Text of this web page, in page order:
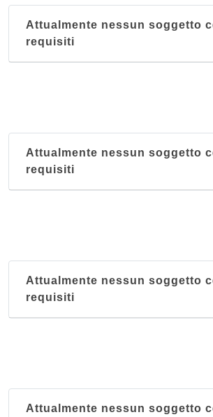
Al Vecchio Mulino
Al Veliero
via Emilio Lepido 29/A, Parma
Attualmente nessun soggetto
requisiti
Attualmente nessun soggetto
requisiti
Attualmente nessun soggetto
requisiti
Attualmente nessun soggetto